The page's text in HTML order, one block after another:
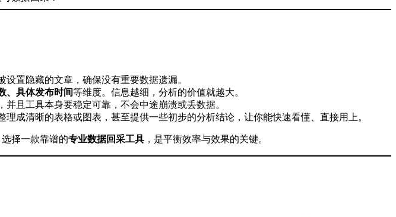
置隐藏的文章，确保没有重要数据遗漏。
、具体发布时间 等维度。信息越细，分析的价值就越大。
且工具本身要稳定可靠，不会中途崩溃或丢数据。
成清晰的表格或图表，甚至提供一些初步的分析结论，让你能快速看懂、直接用上。
择一款靠谱的专业数据回采工具 ，是平衡效率与效果的关键。